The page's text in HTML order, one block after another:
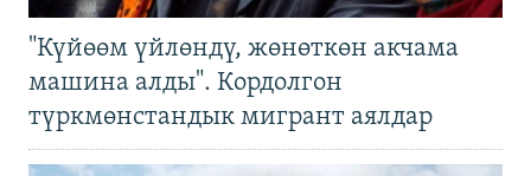
"Күйөөм үйлөндү, жөнөткөн акчама
машина алды". Кордолгон
түркмөнстандык мигрант аялдар